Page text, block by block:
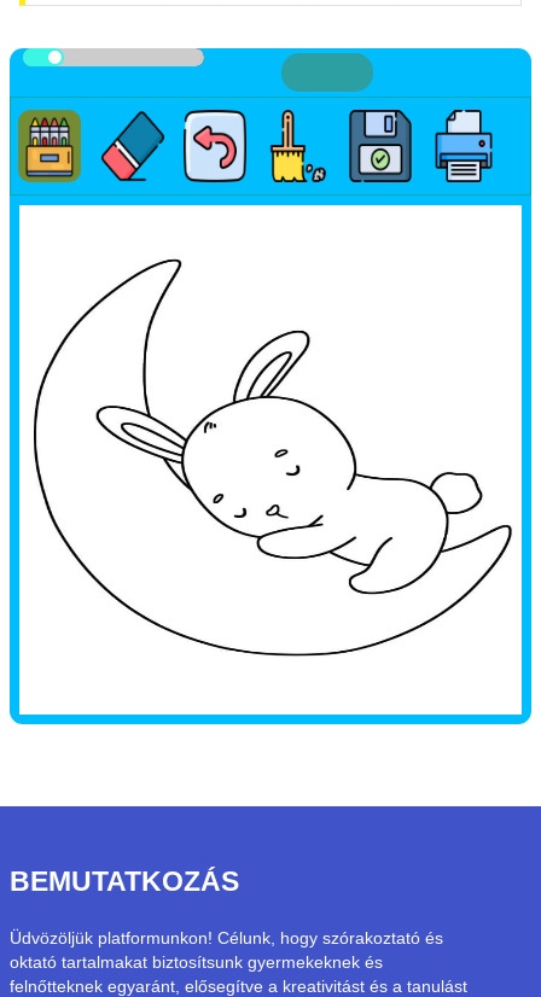
BEMUTATKOZÁS
Üdvözöljük platformunkon! Célunk, hogy szórakoztató és
oktató tartalmakat biztosítsunk gyermekeknek és
felnőtteknek egyaránt, elősegítve a kreativitást és a tanulást